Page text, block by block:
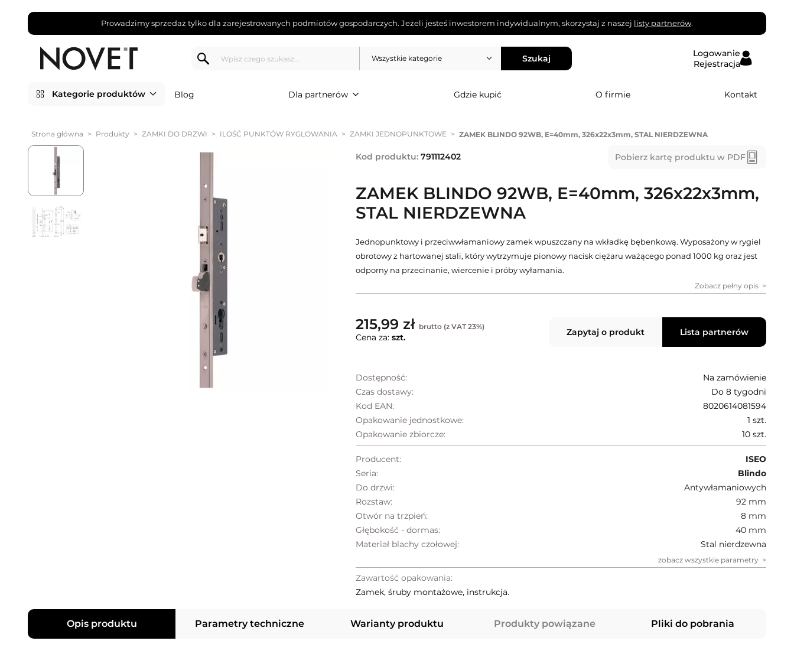
Prowadzimy sprzedaż tylko dla zarejestrowanych podmiotów gospodarczych. Jeżeli jesteś inwestorem indywidualnym, skorzystaj z naszej listy partnerów.
Wszystkie kategorie Szukaj
Logowanie
Rejestracja
Kategorie produktów Blog Dla partnerów Gdzie kupić O firmie Kontakt
Strona główna > Produkty > ZAMKI DO DRZWI > ILOŚĆ PUNKTÓW RYGLOWANIA > ZAMKI JEDNOPUNKTOWE > ZAMEK BLINDO 92WB, E=40mm, 326x22x3mm, STAL NIERDZEWNA
Kod produktu: 791112402 Pobierz kartę produktu w PDF
ZAMEK BLINDO 92WB, E=40mm, 326x22x3mm,
STAL NIERDZEWNA
Jednopunktowy i przeciwwłamaniowy zamek wpuszczany na wkładkę bębenkową. Wyposażony w rygiel
obrotowy z hartowanej stali, który wytrzymuje pionowy nacisk ciężaru ważącego ponad 1000 kg oraz jest
odporny na przecinanie, wiercenie i próby wyłamania.
Zobacz pełny opis
215,99 zł brutto (z VAT 23%)
Cena za: szt. Zapytaj o produkt Lista partnerów
Dostępność:
Na zamówienie
Czas dostawy:
Do 8 tygodni
Kod EAN:
8020614081594
Opakowanie jednostkowe:
1 szt.
Opakowanie zbiorcze:
10 szt.
Producent:
ISEO
Seria:
Blindo
Do drzwi:
Antywłamaniowych
Rozstaw:
92 mm
Otwór na trzpień:
8 mm
Głębokość - dormas:
40 mm
Materiał blachy czołowej:
Stal nierdzewna
zobacz wszystkie parametry
Zawartość opakowania:
Zamek, śruby montażowe, instrukcja.
Opis produktu Parametry techniczne Warianty produktu Produkty powiązane Pliki do pobrania